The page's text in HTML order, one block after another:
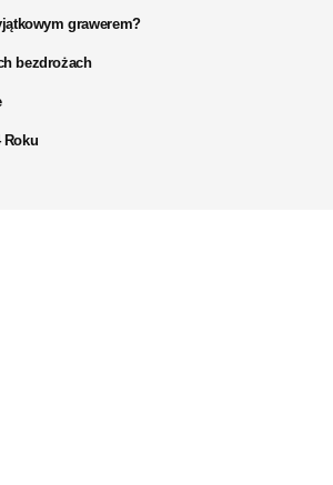
grawerem?
bezdrożach
Roku